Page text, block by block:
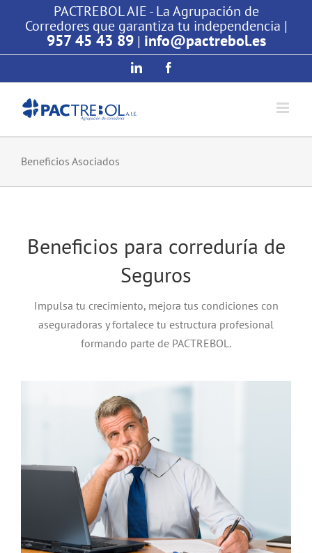
PACTREBOL AIE - La Agrupación de
Corredores que garantiza tu independencia |
957 45 43 89| info@pactrebol.es
LinkedIn
Beneficios Asociados
Beneficios para correduría de
Seguros
Impulsa tu crecimiento, mejora tus condiciones con
aseguradoras y fortalece tu estructura profesional
formando parte de PACTREBOL.